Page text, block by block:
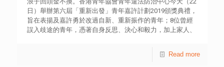
學生組成，平均年齡為27歲。透過以研究實證為基礎的討
論、交流，創研庫成員提出政策建議，期望能為社會建言獻
策。青年創研庫四項專題研究系列包括：「經濟與就業」、
8位專家、學者應邀擔任創研庫的顧問導師，包括張子欣博
士、黃元山先生、陳弘毅教授、陳維安先生、黃錦輝教授、
何詠筠小姐 電話︰37557044
日）舉辦第六屆「重新出發」青年嘉許計劃2019頒獎典禮，
旨在表揚及嘉許勇於改過自新、重新振作的青年；8位曾經
誤入歧途的青年，憑著自身反思、決心和毅力，加上家人、
員,BBS,JP、荃灣獅子會會長李浩然先生和香港青年協會總
Read more